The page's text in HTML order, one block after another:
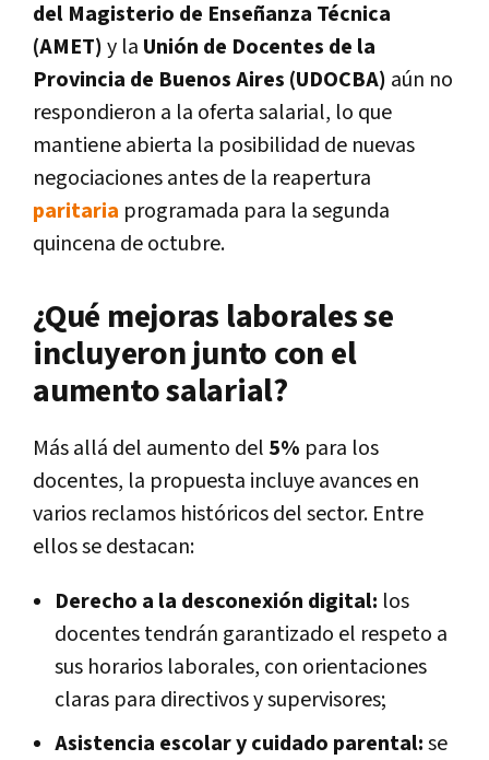
del Magisterio de Enseñanza Técnica
(AMET)y la Unión de Docentes de la
Provincia de Buenos Aires (UDOCBA) aún no
respondieron a la oferta salarial, lo que
mantiene abierta la posibilidad de nuevas
negociaciones antes de la reapertura
paritaria programada para la segunda
quincena de octubre.
¿Qué mejoras laborales se
incluyeron junto con el
aumento salarial?
Más allá del aumento del 5% para los
docentes, la propuesta incluye avances en
varios reclamos históricos del sector. Entre
ellos se destacan:
Derecho a la desconexión digital: los
docentes tendrán garantizado el respeto a
sus horarios laborales, con orientaciones
claras para directivos y supervisores;
Asistencia escolar y cuidado parental:se